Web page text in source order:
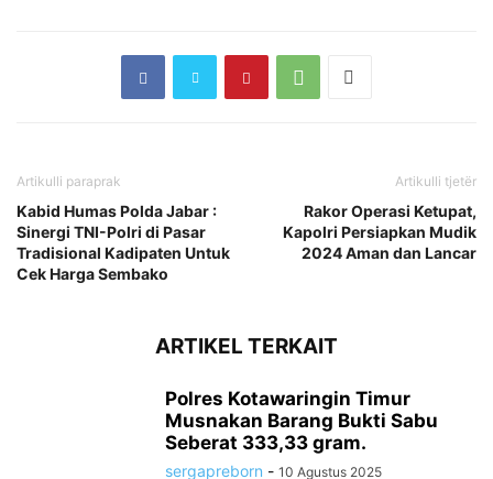
Artikulli paraprak
Kabid Humas Polda Jabar :
Sinergi TNI-Polri di Pasar
Tradisional Kadipaten Untuk
Cek Harga Sembako
Artikulli tjetër
Rakor Operasi Ketupat,
Kapolri Persiapkan Mudik
2024 Aman dan Lancar
ARTIKEL TERKAIT
Polres Kotawaringin Timur
Musnakan Barang Bukti Sabu
Seberat 333,33 gram.
sergapreborn - 10 Agustus 2025